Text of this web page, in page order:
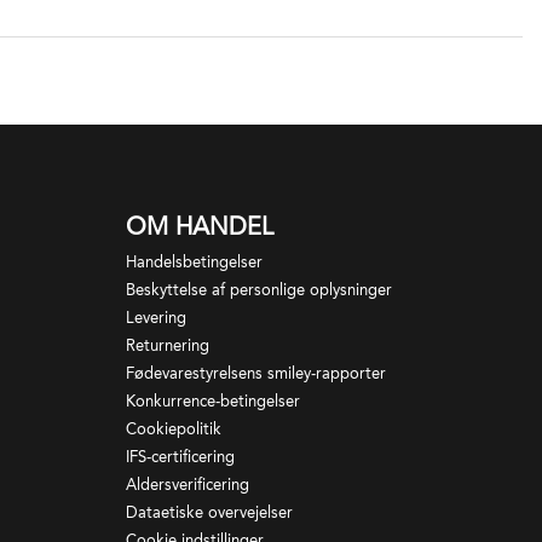
OM HANDEL
Handelsbetingelser
Beskyttelse af personlige oplysninger
Levering
Returnering
Fødevarestyrelsens smiley-rapporter
Konkurrence-betingelser
Cookiepolitik
IFS-certificering
Aldersverificering
Dataetiske overvejelser